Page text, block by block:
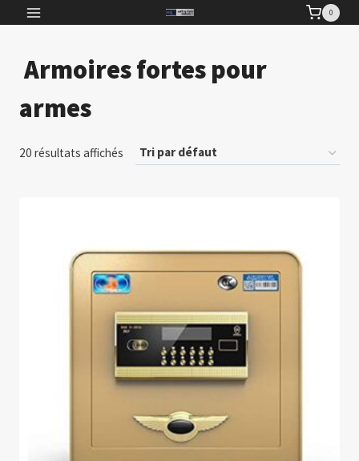
0
Armoires fortes pour
armes
20 résultats affichés